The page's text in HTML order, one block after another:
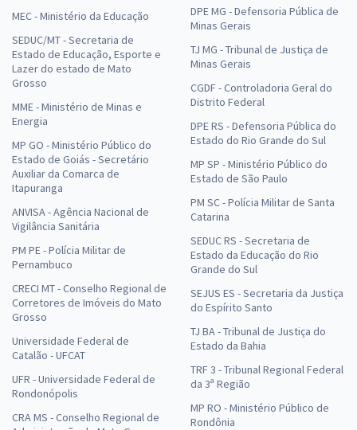
MEC - Ministério da Educação
SEDUC/MT - Secretaria de
Estado de Educação, Esporte e
Lazer do estado de Mato
Grosso
MME - Ministério de Minas e
Energia
MP GO - Ministério Público do
Estado de Goiás - Secretário
Auxiliar da Comarca de
Itapuranga
ANVISA - Agência Nacional de
Vigilância Sanitária
PM PE - Polícia Militar de
Pernambuco
CRECI MT - Conselho Regional de
Corretores de Imóveis do Mato
Grosso
Universidade Federal de
Catalão - UFCAT
UFR - Universidade Federal de
Rondonópolis
CRA MS - Conselho Regional de
DPE MG - Defensoria Pública de
Minas Gerais
TJ MG - Tribunal de Justiça de
Minas Gerais
CGDF - Controladoria Geral do
Distrito Federal
DPE RS - Defensoria Pública do
Estado do Rio Grande do Sul
MP SP - Ministério Público do
Estado de São Paulo
PM SC - Polícia Militar de Santa
Catarina
SEDUC RS - Secretaria de
Estado da Educação do Rio
Grande do Sul
SEJUS ES - Secretaria da Justiça
do Espírito Santo
TJ BA - Tribunal de Justiça do
Estado da Bahia
TRF 3 - Tribunal Regional Federal
da 3ª Região
MP RO - Ministério Público de
Rondônia